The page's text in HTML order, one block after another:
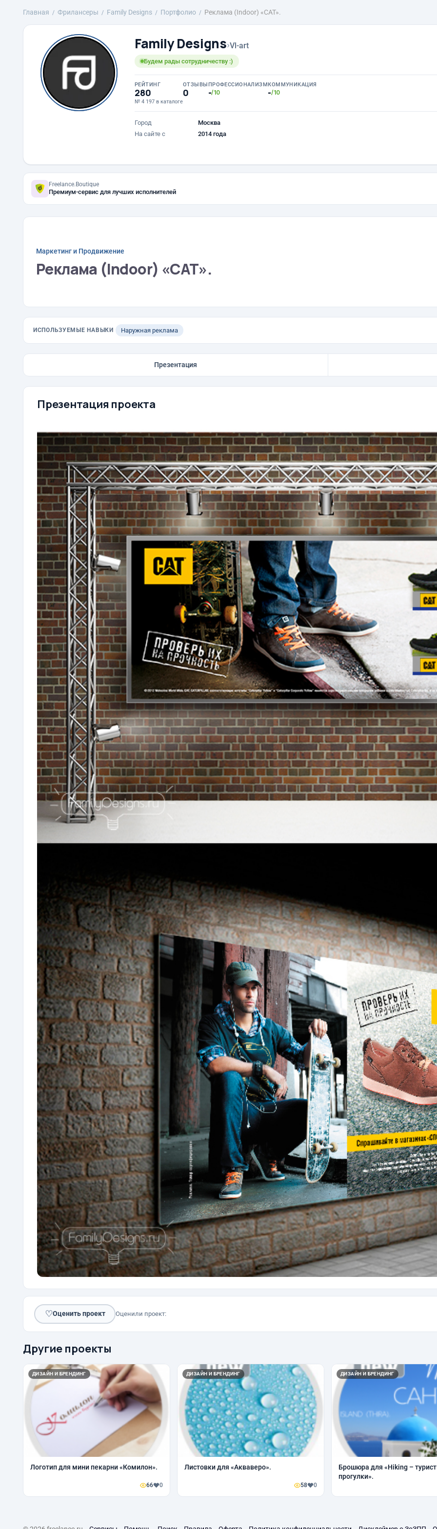
Главная Фрилансеры Family Designs Портфолио Реклама (Indoor) «CAT».
Family Designs›Vl-art
Будем рады сотрудничеству :)
РЕЙТИНГ
280
№ 4 197 в каталоге
ОТЗЫВЫ
0
ПРОФЕССИОНАЛИЗМ
-/10
КОММУНИКАЦИЯ
-/10
Город
Москва
На сайте с
2014 года
Freelance.Boutique
Премиум-сервис для лучших исполнителей
Маркетинг и Продвижение
Реклама (Indoor) «CAT».
ИСПОЛЬЗУЕМЫЕ НАВЫКИ Наружная реклама
Презентация
Презентация проекта
♡Оценить проект Оценили проект:
Другие проекты
ДИЗАЙН И БРЕНДИНГ
Логотип для мини пекарни «Комилон».
66 0
ДИЗАЙН И БРЕНДИНГ
Листовки для «Акваверо».
58 0
ДИЗАЙН И БРЕНДИНГ
Брошюра для «Hiking –
прогулки».